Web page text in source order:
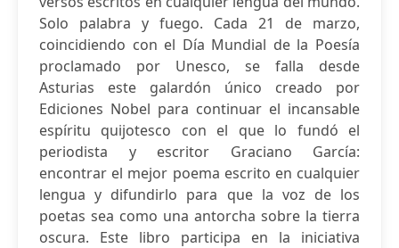
Solo palabra y fuego. Cada 21 de marzo,
coincidiendo con el Día Mundial de la Poesía
proclamado por Unesco, se falla desde
Asturias este galardón único creado por
Ediciones Nobel para continuar el incansable
espíritu quijotesco con el que lo fundó el
periodista y escritor Graciano García:
encontrar el mejor poema escrito en cualquier
lengua y difundirlo para que la voz de los
poetas sea como una antorcha sobre la tierra
oscura. Este libro participa en la iniciativa